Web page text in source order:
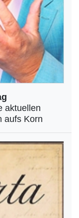
aktuellen
aufs Korn